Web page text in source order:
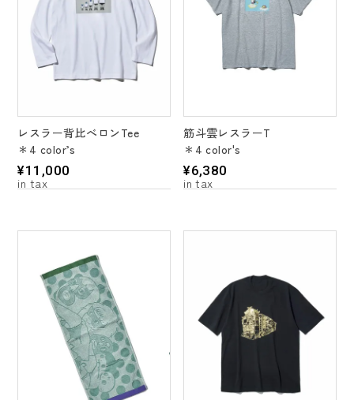
レスラー背比べロンTee
＊4 color’s
¥11,000
筋斗雲レスラーT
＊4 color's
¥6,380